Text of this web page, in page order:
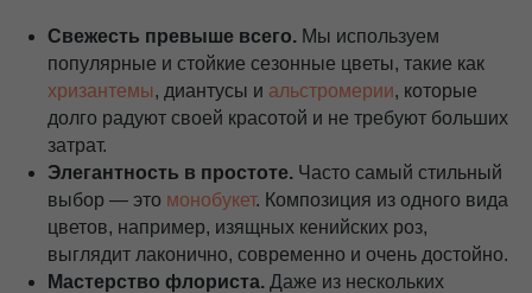
Свежесть превыше всего. Мы используем
популярные и стойкие сезонные цветы, такие как
хризантемы, диантусы и альстромерии, которые
долго радуют своей красотой и не требуют больших
затрат.
Элегантность в простоте. Часто самый стильный
выбор — это монобукет. Композиция из одного вида
цветов, например, изящных кенийских роз,
выглядит лаконично, современно и очень достойно.
Мастерство флориста. Даже из нескольких